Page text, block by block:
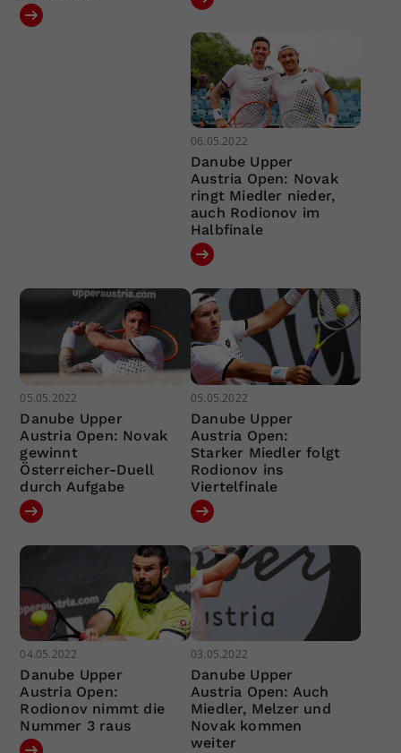
06.05.2022
Danube Upper
Austria Open: Novak
ringt Miedler nieder,
auch Rodionov im
Halbfinale
05.05.2022
Danube Upper
Austria Open: Novak
gewinnt
Österreicher-Duell
durch Aufgabe
05.05.2022
Danube Upper
Austria Open:
Starker Miedler folgt
Rodionov ins
Viertelfinale
04.05.2022
Danube Upper
Austria Open:
Rodionov nimmt die
Nummer 3 raus
03.05.2022
Danube Upper
Austria Open: Auch
Miedler, Melzer und
Novak kommen
weiter